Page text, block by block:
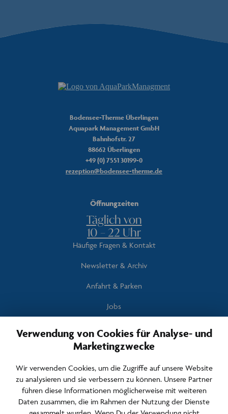
Bodensee-Therme Überlingen
Aquapark Management GmbH
Bahnhofstr. 27
88662 Überlingen
+49 (0) 7551 30199-0
rezeption@bodensee-therme.de
Öffnungzeiten
Täglich von
10 – 22 Uhr
Häufige Fragen & Kontakt
Newsletter & Archiv
Anfahrt & Parken
Jobs
Barrierefreiheit
Bleiben Sie über Events, Angebote und Aktuelles informiert.
E-Mail Adresse für den Newsletter
Verwendung von Cookies für Analyse- und
Marketingzwecke
Wir verwenden Cookies, um die Zugriffe auf unsere Website
zu analysieren und sie verbessern zu können. Unsere Partner
führen diese Informationen möglicherweise mit weiteren
Daten zusammen, die im Rahmen der Nutzung der Dienste
Bodensee-Therme Chatbot
Überprüfen Sie wichtige Informationen.
Hallo. Wie kann ich helfen?